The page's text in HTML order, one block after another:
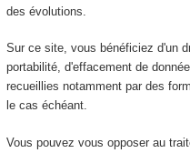
des évolutions.
Sur ce site, vous bénéficiez d'un
portabilité, d'effacement de
recueillies notamment par des
le cas échéant.
Vous pouvez vous opposer au